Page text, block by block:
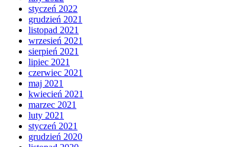
styczeń 2022
grudzień 2021
listopad 2021
wrzesień 2021
sierpień 2021
lipiec 2021
czerwiec 2021
maj 2021
kwiecień 2021
marzec 2021
luty 2021
styczeń 2021
grudzień 2020